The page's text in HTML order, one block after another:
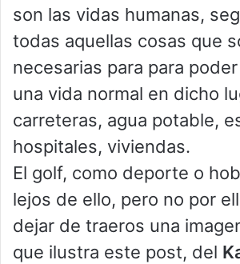
son las vidas humanas,
todas aquellas cosas que
necesarias para para
una vida normal en dicho
carreteras, agua potable,
hospitales, viviendas.
El golf, como deporte o
lejos de ello, pero no por
dejar de traeros una
que ilustra este post, del